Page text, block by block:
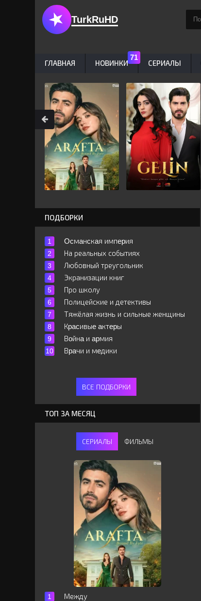
ПОДБОРКИ
Ocмaнcкaя импepия
На реальных событиях
Любовный треугольник
Экранизации книг
Про школу
Полицейские и детективы
Тяжёлая жизнь и сильные женщины
Кpacивыe aктepы
Вoйнa и apмия
Вpaчи и мeдики
ВСЕ ПОДБОРКИ
ТОП ЗА МЕСЯЦ
СЕРИАЛЫ ФИЛЬМЫ
Между
TurkRuHD
ГЛАВНАЯ НОВИНКИ СЕРИАЛЫ